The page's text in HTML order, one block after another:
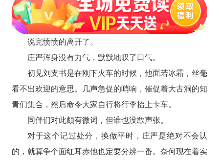
说完愤愤的离开了。
庄严浑身没有力气，默默地叹了口气。
初见刘支书是在刚下火车的时候，他面若冰霜，丝毫
看不出欢迎的意思。几声急促的哨响，催促着大古洞的知
青们集合，然后命令大家自行将行李抬上卡车。
同伴们对此颇有微词，但谁也没敢声张。
对于这个记过处分，换做平时，庄严是绝对不会认
的，就算争个面红耳赤他也定要分辨一番。奈何现在着实